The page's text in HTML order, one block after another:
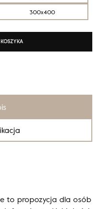
300x400
to propozycja dla osób